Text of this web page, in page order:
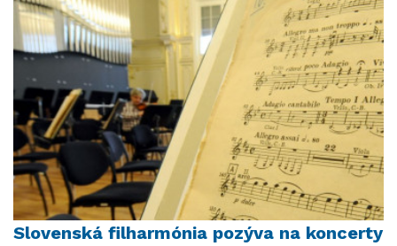
Slovenská filharmónia pozýva na koncerty